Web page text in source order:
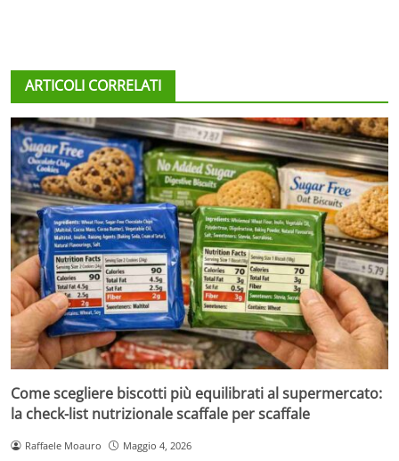
ARTICOLI CORRELATI
Come scegliere biscotti più equilibrati al supermercato:
la check-list nutrizionale scaffale per scaffale
Raffaele Moauro Maggio 4, 2026